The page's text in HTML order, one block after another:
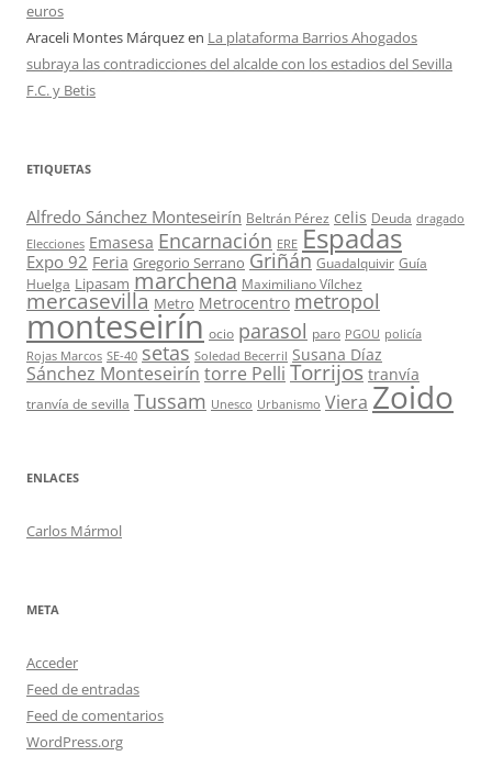
euros
Araceli Montes Márquezen La plataforma Barrios Ahogados
subraya las contradicciones del alcalde con los estadios del Sevilla
F.C. y Betis
ETIQUETAS
Alfredo Sánchez Monteseirín Beltrán Pérez celis Deuda dragado
Elecciones Emasesa Encarnación ERE Espadas
Expo 92 Feria Gregorio Serrano Griñán Guadalquivir Guía
Huelga Lipasam marchena Maximiliano Vílchez
mercasevilla Metro Metrocentro metropol
monteseirín ocio parasol paro PGOU policía
Rojas Marcos SE-40 setas Soledad Becerril Susana Díaz
Sánchez Monteseirín torre Pelli Torrijos tranvía
tranvía de sevilla Tussam Unesco Urbanismo Viera Zoido
ENLACES
Carlos Mármol
META
Acceder
Feed de entradas
Feed de comentarios
WordPress.org